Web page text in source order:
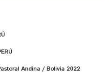
Andina / Bolivia 2022